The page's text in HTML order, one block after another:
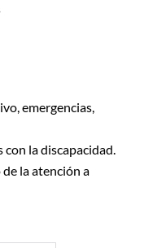
emergencias,
la discapacidad.
la atención a